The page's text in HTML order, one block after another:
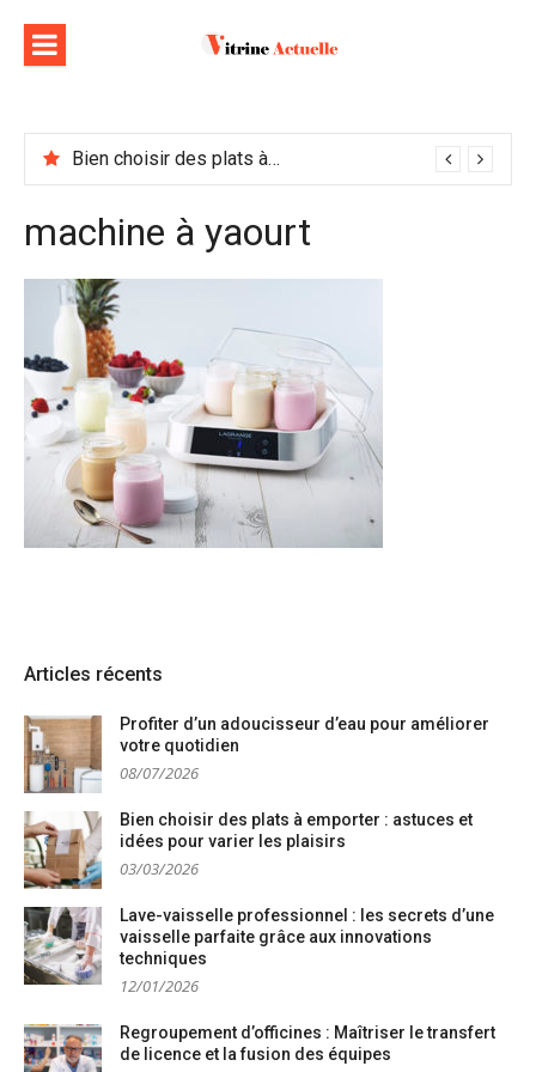
contenu
Bien choisir des plats à emporter : astuces et idées pour varier les plaisirs
machine à yaourt
Articles récents
Profiter d’un adoucisseur d’eau pour améliorer
votre quotidien
08/07/2026
Bien choisir des plats à emporter : astuces et
idées pour varier les plaisirs
03/03/2026
Lave-vaisselle professionnel : les secrets d’une
vaisselle parfaite grâce aux innovations
techniques
12/01/2026
Regroupement d’officines : Maîtriser le transfert
de licence et la fusion des équipes